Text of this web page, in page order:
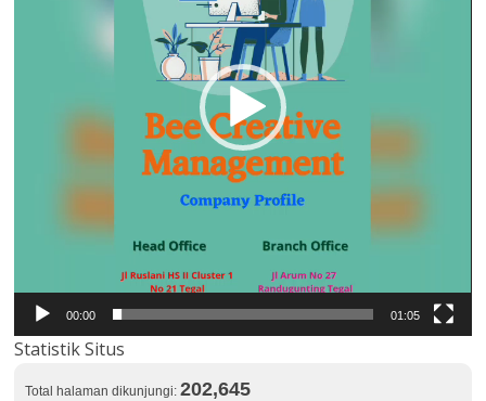
00:00 01:05
Statistik Situs
Total halaman dikunjungi:202,645